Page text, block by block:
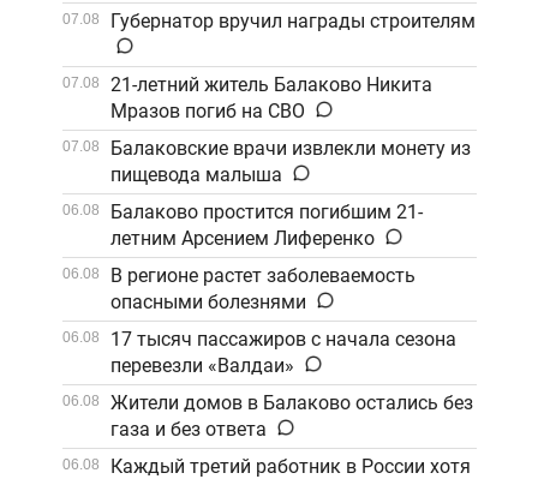
07.08 Губернатор вручил награды строителям
07.08
21-летний житель Балаково Никита
Мразов погиб на СВО
07.08
Балаковские врачи извлекли монету из
пищевода малыша
06.08
Балаково простится погибшим 21-
летним Арсением Лиференко
06.08
В регионе растет заболеваемость
опасными болезнями
06.08
17 тысяч пассажиров с начала сезона
перевезли «Валдаи»
06.08
Жители домов в Балаково остались без
газа и без ответа
06.08
Каждый третий работник в России хотя